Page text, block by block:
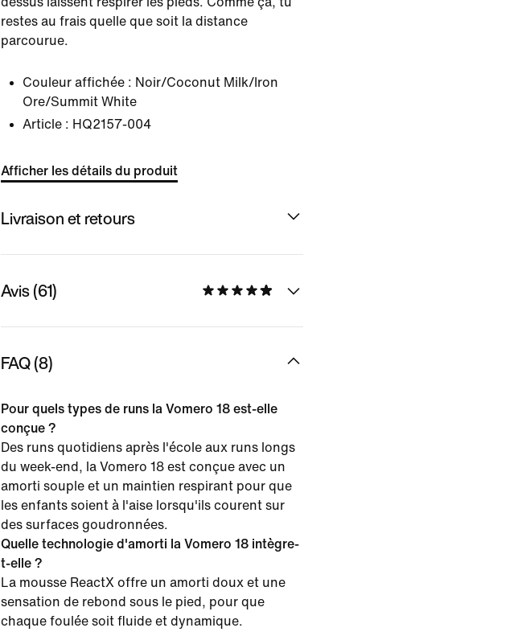
restes au frais quelle que soit la distance
parcourue.
Couleur affichée : Noir/Coconut Milk/Iron
Ore/Summit White
Article : HQ2157-004
Afficher les détails du produit
Livraison et retours
Avis (61)
FAQ (8)
Pour quels types de runs la Vomero 18 est-elle
conçue ?
Des runs quotidiens après l'école aux runs longs
du week-end, la Vomero 18 est conçue avec un
amorti souple et un maintien respirant pour que
les enfants soient à l'aise lorsqu'ils courent sur
des surfaces goudronnées.
Quelle technologie d'amorti la Vomero 18 intègre-
t-elle ?
La mousse ReactX offre un amorti doux et une
sensation de rebond sous le pied, pour que
chaque foulée soit fluide et dynamique.